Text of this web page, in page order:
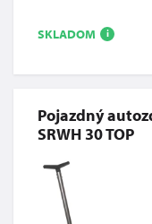
SKLADOM i
Pojazdný
SRWH 30 TOP